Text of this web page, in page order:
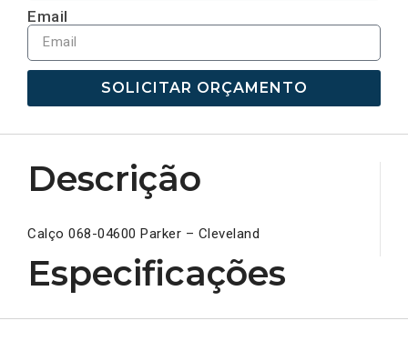
Email
SOLICITAR ORÇAMENTO
Descrição
Calço 068-04600 Parker – Cleveland
Especificações